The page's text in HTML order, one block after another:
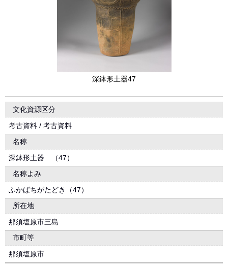
深鉢形土器47
文化資源区分
考古資料 / 考古資料
名称
深鉢形土器 （47）
名称よみ
ふかばちがたどき（47）
所在地
那須塩原市三島
市町等
那須塩原市